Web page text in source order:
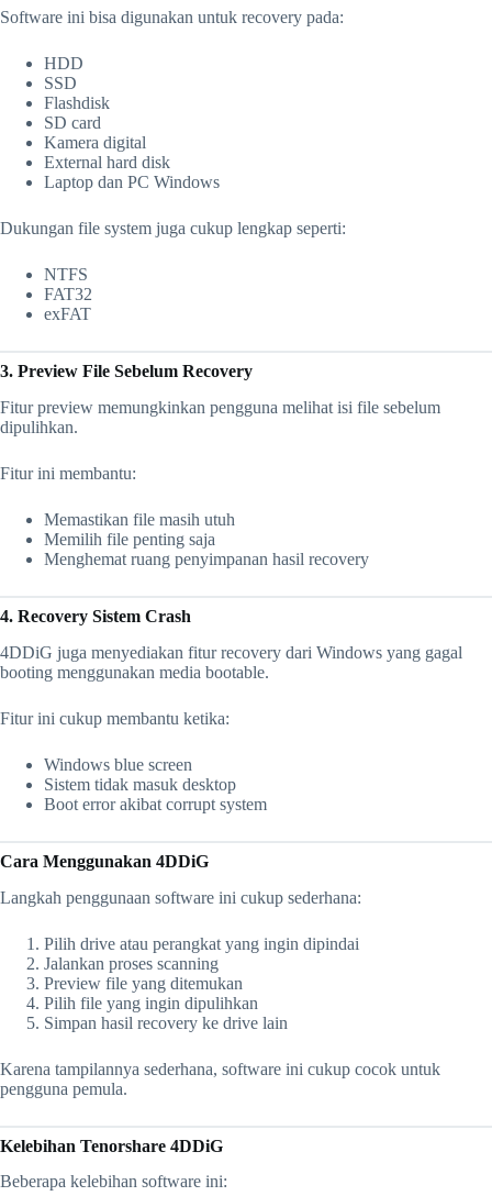
Software ini bisa digunakan untuk recovery pada:
HDD
SSD
Flashdisk
SD card
Kamera digital
External hard disk
Laptop dan PC Windows
Dukungan file system juga cukup lengkap seperti:
NTFS
FAT32
exFAT
3. Preview File Sebelum Recovery
Fitur preview memungkinkan pengguna melihat isi file sebelum
dipulihkan.
Fitur ini membantu:
Memastikan file masih utuh
Memilih file penting saja
Menghemat ruang penyimpanan hasil recovery
4. Recovery Sistem Crash
4DDiG juga menyediakan fitur recovery dari Windows yang gagal
booting menggunakan media bootable.
Fitur ini cukup membantu ketika:
Windows blue screen
Sistem tidak masuk desktop
Boot error akibat corrupt system
Cara Menggunakan 4DDiG
Langkah penggunaan software ini cukup sederhana:
Pilih drive atau perangkat yang ingin dipindai
Jalankan proses scanning
Preview file yang ditemukan
Pilih file yang ingin dipulihkan
Simpan hasil recovery ke drive lain
Karena tampilannya sederhana, software ini cukup cocok untuk
pengguna pemula.
Kelebihan Tenorshare 4DDiG
Beberapa kelebihan software ini: